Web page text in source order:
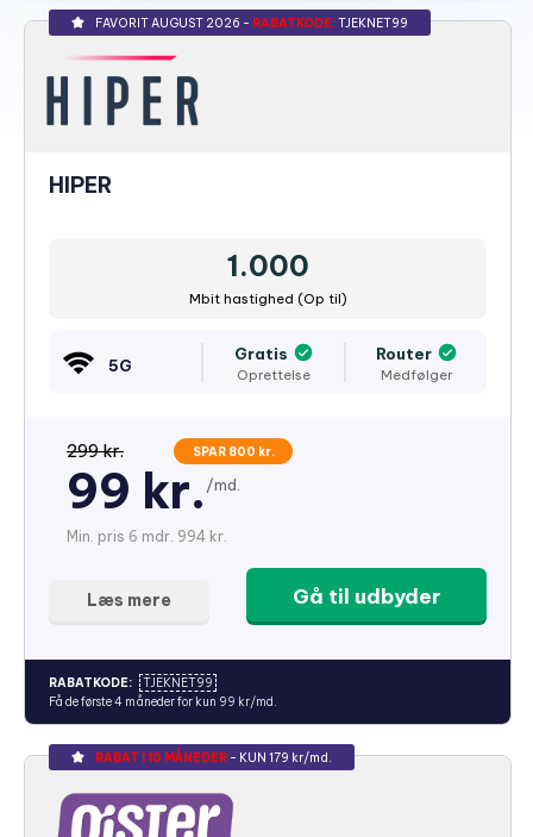
FAVORIT AUGUST 2026 - RABATKODE:TJEKNET99
HIPER
1.000
Mbit hastighed (Op til)
5G
Gratis
Oprettelse
Router
Medfølger
299 kr. SPAR 800 kr.
99 kr. /md.
Min. pris 6 mdr. 994 kr.
Gå til udbyder
Læs mere
RABATKODE:
TJEKNET99
Få de første 4 måneder for kun 99 kr/md.
RABAT I 10 MÅNEDER - KUN 179 kr/md.